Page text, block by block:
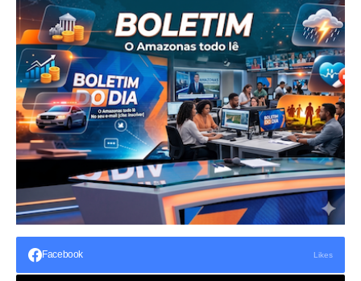
Facebook Likes